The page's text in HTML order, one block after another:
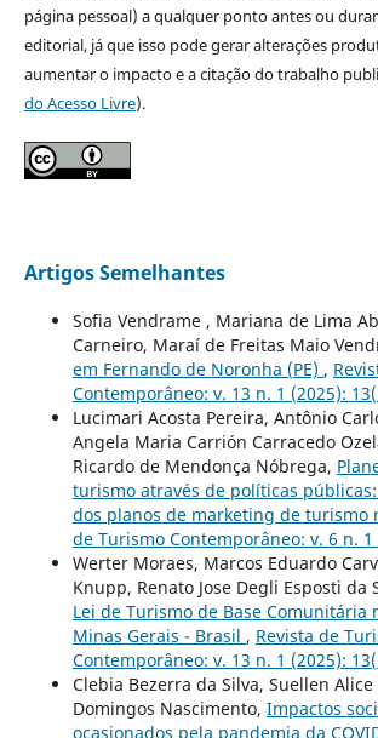
página pessoal) a qualquer ponto antes ou
editorial, já que isso pode gerar alterações
aumentar o impacto e a citação do trabalho
do Acesso Livre).
Artigos Semelhantes
Sofia Vendrame , Mariana de Lima
Carneiro, Maraí de Freitas Maio
em Fernando de Noronha (PE) ,
Contemporâneo: v. 13 n. 1 (2025):
Lucimari Acosta Pereira, Antônio
Angela Maria Carrión Carracedo
Ricardo de Mendonça Nóbrega,
turismo através de políticas públicas:
dos planos de marketing de turismo
de Turismo Contemporâneo: v. 6 n. 1
Werter Moraes, Marcos Eduardo
Knupp, Renato Jose Degli Esposti da
Lei de Turismo de Base Comunitária
Minas Gerais - Brasil , Revista de
Contemporâneo: v. 13 n. 1 (2025):
Clebia Bezerra da Silva, Suellen Alice
Domingos Nascimento, Impactos
ocasionados pela pandemia da